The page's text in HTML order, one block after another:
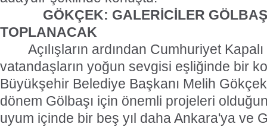
GÖKÇEK: GALERİCİLER
TOPLANACAK
Açılışların ardından Cumhuriyet
vatandaşların yoğun sevgisi eşliğinde bir
Büyükşehir Belediye Başkanı Melih
dönem Gölbaşı için önemli projeleri
uyum içinde bir beş yıl daha Ankara'ya ve